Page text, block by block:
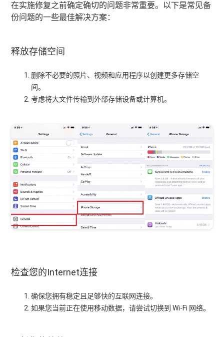
在实施修复之前确定确切的问题非常重要。以下是常见备
份问题的一些最佳解决方案：
释放存储空间
删除不必要的照片、视频和应用程序以创建更多存储空
间。
考虑将大文件传输到外部存储设备或计算机。
检查您的Internet连接
确保您拥有稳定且足够快的互联网连接。
如果您当前正在使用移动数据，请尝试切换到 Wi-Fi 网络。